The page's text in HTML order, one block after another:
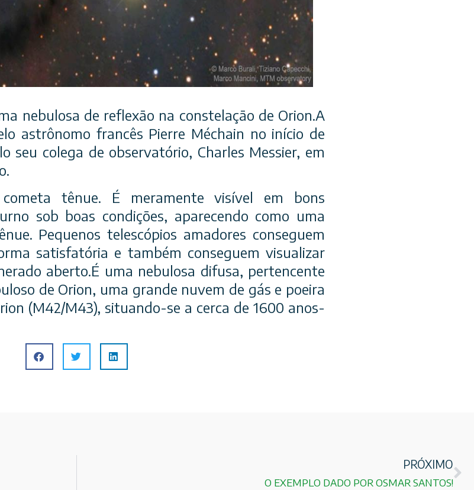
nebulosa de reflexão na constelação de Orion.A
astrônomo francês Pierre Méchain no início de
seu colega de observatório, Charles Messier, em
tênue. É meramente visível em bons
sob boas condições, aparecendo como uma
Pequenos telescópios amadores conseguem
satisfatória e também conseguem visualizar
aberto.É uma nebulosa difusa, pertencente
de Orion, uma grande nuvem de gás e poeira
(M42/M43), situando-se a cerca de 1600 anos-
PRÓXIMO
O EXEMPLO DADO POR OSMAR SANTOS!